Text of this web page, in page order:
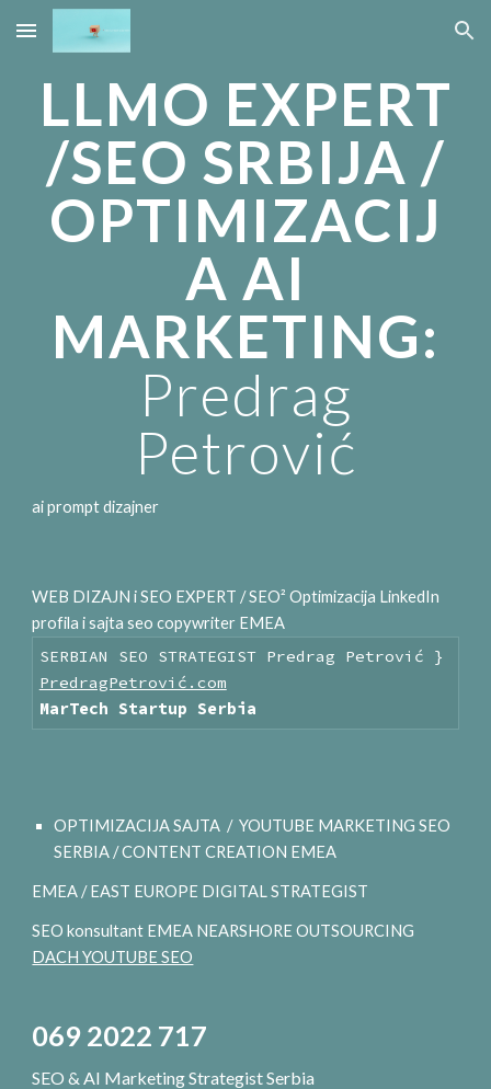
Skip to main content Skip to navigation
LLMO EXPERT
/SEO SRBIJA /
OPTIMIZACIJ
A AI
MARKETING:
Predrag
Petrović
ai prompt dizajner
WEB DIZAJN i SEO EXPERT / SEO² Optimizacija LinkedIn
profila i sajta seo copywriter EMEA
SERBIAN SEO STRATEGIST Predrag Petrović }
PredragPetrović.com
MarTech Startup Serbia
OPTIMIZACIJA SAJTA / YOUTUBE MARKETING SEO
SERBIA / CONTENT CREATION EMEA
EMEA / EAST EUROPE DIGITAL STRATEGIST
SEO konsultant EMEA NEARSHORE OUTSOURCING
DACH YOUTUBE SEO
069 2022 717
SEO & AI Marketing Strategist Serbia